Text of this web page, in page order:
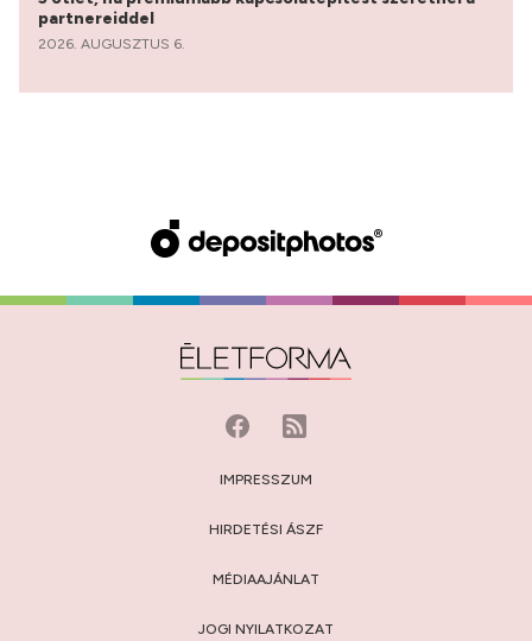
partnereiddel
2026. AUGUSZTUS 6.
IMPRESSZUM
HIRDETÉSI ÁSZF
MÉDIAAJÁNLAT
JOGI NYILATKOZAT